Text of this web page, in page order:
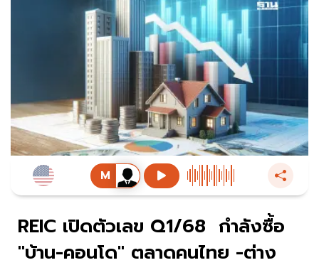
REIC เปิดตัวเลข Q1/68 กำลังซื้อ
"บ้าน-คอนโด" ตลาดคนไทย -ต่าง